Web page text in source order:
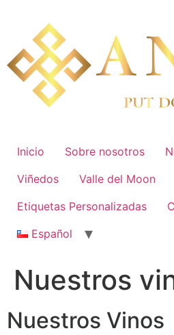
content
Inicio Sobre nosotros
Viñedos
Valle del Moon
Etiquetas Personalizadas
Español
Nuestros
Nuestros Vinos